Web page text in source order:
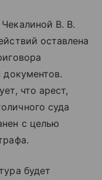
B. В.
оставлена
что арест,
суда
с целью
будет